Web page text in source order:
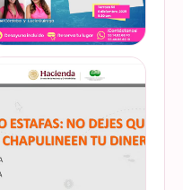
mejor forma de gestionar
ese dinero extra de fin de
ahorro o aguinaldo, es un
dinero…
VER EN
INSTAGRAM